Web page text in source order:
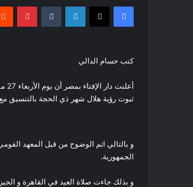
إلكترونيا
فيسبوك ‫X لينكدإن
كتب حسام الدالي
ثبوت رؤية هلال شهر ذي الحجة بالتنسيق
و بالتالي اتم الوضوح من قبل المعهد
الجمهورية.